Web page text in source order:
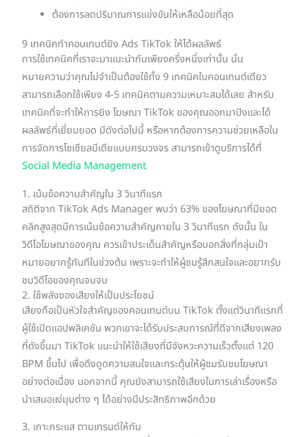
ต้องการลดปริมาณการแข่งขันให้เหลือน้อยที่สุด
9 เทคนิคทำคอนเทนต์ยิง Ads TikTok ให้ได้ผลลัพธ์
การใช้เทคนิคที่เราจะมาแนะนำกันเพียงครึ่งหนึ่งเท่านั้น นั่น
หมายความว่าคุณไม่จำเป็นต้องใช้ทั้ง 9 เทคนิคในคอนเทนต์เดียว
สามารถเลือกใช้เพียง 4-5 เทคนิคตามความเหมาะสมได้เลย สำหรับ
เทคนิคที่จะทำให้การยิง โฆษณา TikTok ของคุณออกมาปังและได้
ผลลัพธ์ที่เยี่ยมยอด มีดังต่อไปนี้ หรือหากต้องการความช่วยเหลือใน
การจัดการโซเชียลมีเดียแบบครบวงจร สามารถเข้าดูบริการได้ที่
Social Media Management
1. เน้นข้อความสำคัญใน 3 วินาทีแรก
สถิติจาก TikTok Ads Manager พบว่า 63% ของโฆษณาที่มียอด
คลิกสูงสุดมีการเน้นข้อความสำคัญภายใน 3 วินาทีแรก ดังนั้น ใน
วิดีโอโฆษณาของคุณ ควรเข้าประเด็นสำคัญหรือบอกสิ่งที่กลุ่มเป้า
หมายอยากรู้ทันทีในช่วงต้น เพราะจะทำให้ผู้ชมรู้สึกสนใจและอยากรับ
ชมวิดีโอของคุณจนจบ
2. ใช้พลังของเสียงให้เป็นประโยชน์
เสียงถือเป็นหัวใจสำคัญของคอนเทนต์บน TikTok ตั้งแต่วินาทีแรกที่
ผู้ใช้เปิดแอปพลิเคชัน พวกเขาจะได้รับประสบการณ์ที่ดีจากเสียงเพลง
ที่ดังขึ้นมา TikTok แนะนำให้ใช้เสียงที่มีจังหวะความเร็วตั้งแต่ 120
BPM ขึ้นไป เพื่อดึงดูดความสนใจและกระตุ้นให้ผู้ชมรับชมโฆษณา
อย่างต่อเนื่อง นอกจากนี้ คุณยังสามารถใช้เสียงในการเล่าเรื่องหรือ
นำเสนอแง่มุมต่าง ๆ ได้อย่างมีประสิทธิภาพอีกด้วย
3. เกาะกระแส ตามเทรนด์ให้ทัน